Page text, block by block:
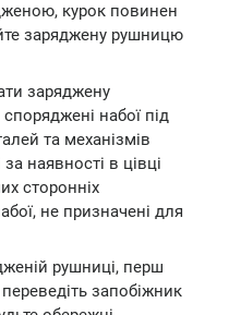
курок повинен
заряджену рушницю
заряджену
набої під
та механізмів
наявності в цівці
сторонніх
не призначені для
рушниці, перш
запобіжник